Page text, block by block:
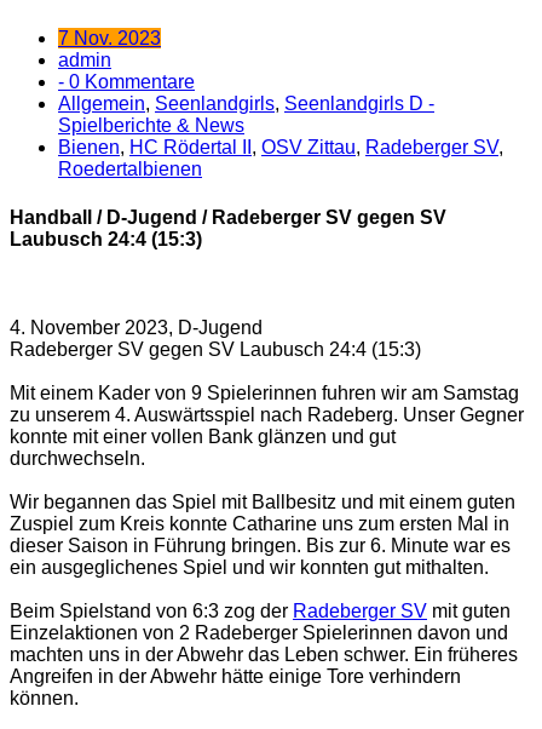
7 Nov. 2023
admin
- 0 Kommentare
Allgemein, Seenlandgirls, Seenlandgirls D -
Spielberichte & News
Bienen, HC Rödertal II , OSV Zittau, Radeberger SV,
Roedertalbienen
Handball / D-Jugend / Radeberger SV gegen SV
Laubusch 24:4 (15:3)
4. November 2023, D-Jugend
Radeberger SV gegen SV Laubusch 24:4 (15:3)
Mit einem Kader von 9 Spielerinnen fuhren wir am Samstag
zu unserem 4. Auswärtsspiel nach Radeberg. Unser Gegner
konnte mit einer vollen Bank glänzen und gut
durchwechseln.
Wir begannen das Spiel mit Ballbesitz und mit einem guten
Zuspiel zum Kreis konnte Catharine uns zum ersten Mal in
dieser Saison in Führung bringen. Bis zur 6. Minute war es
ein ausgeglichenes Spiel und wir konnten gut mithalten.
Beim Spielstand von 6:3 zog der Radeberger SV mit guten
Einzelaktionen von 2 Radeberger Spielerinnen davon und
machten uns in der Abwehr das Leben schwer. Ein früheres
Angreifen in der Abwehr hätte einige Tore verhindern
können.